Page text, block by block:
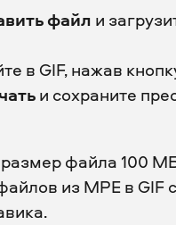
файл и
в GIF, нажав
и сохраните
файла 100
из MPE в GIF